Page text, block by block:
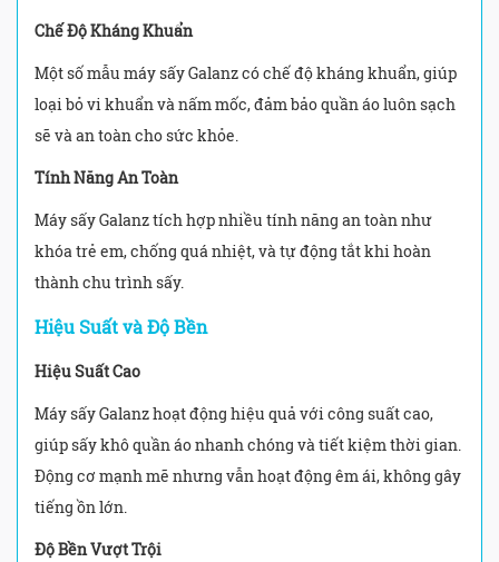
Chế Độ Kháng Khuẩn
Một số mẫu máy sấy Galanz có chế độ kháng khuẩn, giúp
loại bỏ vi khuẩn và nấm mốc, đảm bảo quần áo luôn sạch
sẽ và an toàn cho sức khỏe.
Tính Năng An Toàn
Máy sấy Galanz tích hợp nhiều tính năng an toàn như
khóa trẻ em, chống quá nhiệt, và tự động tắt khi hoàn
thành chu trình sấy.
Hiệu Suất và Độ Bền
Hiệu Suất Cao
Máy sấy Galanz hoạt động hiệu quả với công suất cao,
giúp sấy khô quần áo nhanh chóng và tiết kiệm thời gian.
Động cơ mạnh mẽ nhưng vẫn hoạt động êm ái, không gây
tiếng ồn lớn.
Độ Bền Vượt Trội